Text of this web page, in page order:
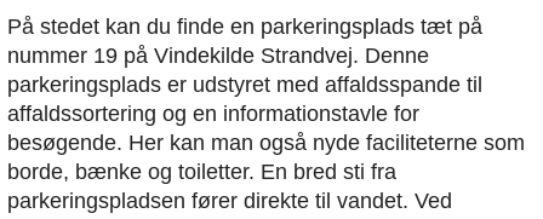
På stedet kan du finde en parkeringsplads tæt på
nummer 19 på Vindekilde Strandvej. Denne
parkeringsplads er udstyret med affaldsspande til
affaldssortering og en informationstavle for
besøgende. Her kan man også nyde faciliteterne som
borde, bænke og toiletter. En bred sti fra
parkeringspladsen fører direkte til vandet. Ved